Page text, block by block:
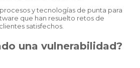
y tecnologías de punta para
que han resuelto retos de
satisfechos.
una vulnerabilidad?